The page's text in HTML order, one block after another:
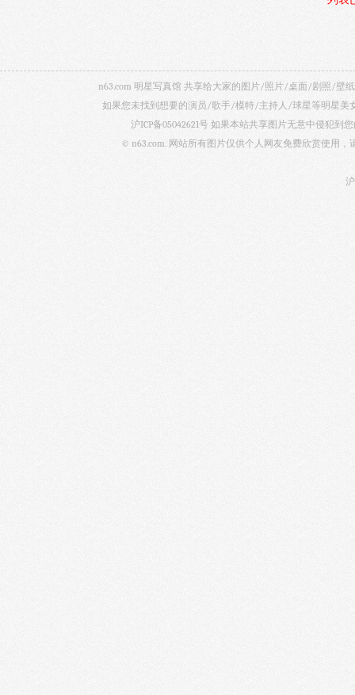
n63.com 明星写真馆 共享给大家的图片/照片/桌面/剧照/壁
如果您未找到想要的演员/歌手/模特/主持人/球星等明星美
沪ICP备05042621号 如果本站共享图片无意中侵犯到
© n63.com. 网站所有图片仅供个人网友免费欣赏使用